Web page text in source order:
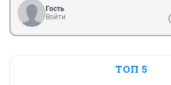
Гость
Войти
ТОП 5